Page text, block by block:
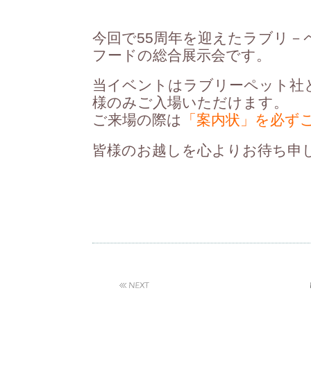
今回で55周年を迎えたラブリ
フードの総合展示会です。
当イベントはラブリーペット
様のみご入場いただけます。
ご来場の際は
「案内状」を必ず
皆様のお越しを心よりお待ち申